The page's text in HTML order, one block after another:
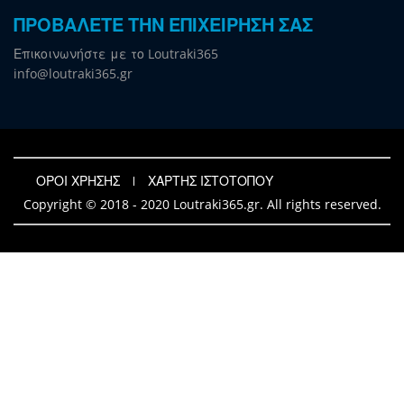
ΠΡΟΒΑΛΕΤΕ ΤΗΝ ΕΠΙΧΕΙΡΗΣΗ ΣΑΣ
Επικοινωνήστε με το Loutraki365
info@loutraki365.gr
ΟΡΟΙ ΧΡΗΣΗΣ
ΧΑΡΤΗΣ ΙΣΤΟΤΟΠΟΥ
Copyright © 2018 - 2020 Loutraki365.gr. All rights reserved.